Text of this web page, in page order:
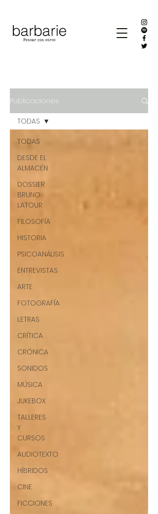
Publicaciones
TODAS
DESDE EL
ALMACÉN
DOSSIER
BRUNO
LATOUR
FILOSOFÍA
HISTORIA
PSICOANÁLISIS
ENTREVISTAS
ARTE
FOTOGRAFÍA
LETRAS
CRÍTICA
CRÓNICA
SONIDOS
MÚSICA
JUKEBOX
TALLERES
Y
CURSOS
AUDIOTEXTO
HÍBRIDOS
CINE
FICCIONES
TODAS